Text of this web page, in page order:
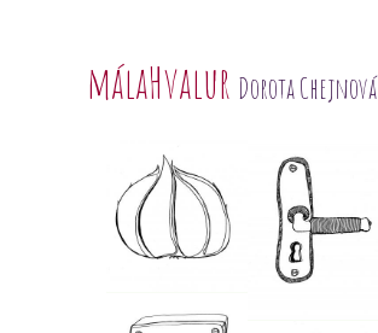
málaHvalur Dorota Chejnová